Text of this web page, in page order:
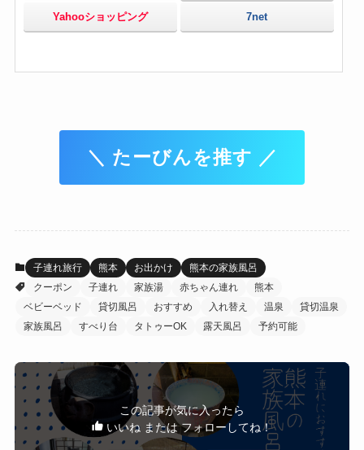
Yahooショッピング 7net
＼ たーびんを推す ／
子連れ旅行 熊本 お出かけ
熊本の家族風呂
クーポン
子連れ 家族湯 赤ちゃん連れ
熊本
ベビーベッド
貸切風呂 おすすめ 入れ替え 温泉
貸切温泉
家族風呂
すべり台 タトゥーOK 露天風呂 予約可能
この記事が気に入ったら
いいね または フォローしてね！